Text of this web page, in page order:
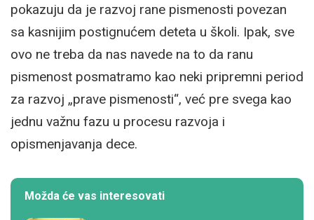
pokazuju da je razvoj rane pismenosti povezan
sa kasnijim postignućem deteta u školi. Ipak, sve
ovo ne treba da nas navede na to da ranu
pismenost posmatramo kao neki pripremni period
za razvoj „prave pismenosti“, već pre svega kao
jednu važnu fazu u procesu razvoja i
opismenjavanja dece.
Možda će vas interesovati